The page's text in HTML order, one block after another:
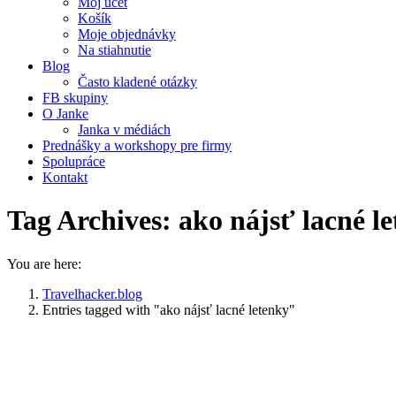
Košík
Moje objednávky
Na stiahnutie
Blog
Často kladené otázky
FB skupiny
O Janke
Janka v médiách
Prednášky a workshopy pre firmy
Spolupráce
Kontakt
Tag Archives: ako nájsť lacné
You are here:
Travelhacker.blog
Entries tagged with "ako nájsť lacné letenky"